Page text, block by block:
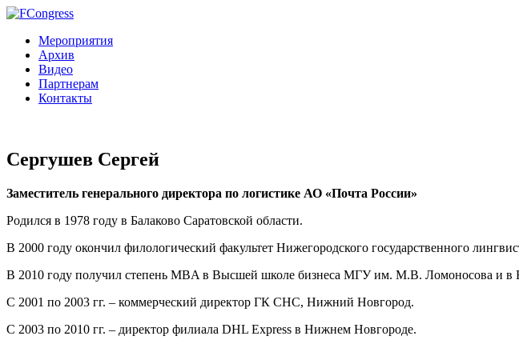
Мероприятия
Архив
Видео
Партнерам
Контакты
Сергушев Сергей
Заместитель генерального директора по логистике АО «Почта России»
Родился в 1978 году в Балаково Саратовской области.
В 2000 году окончил филологический факультет Нижегородского государственного
В 2010 году получил степень MBA в Высшей школе бизнеса МГУ им. М.В. Ломоносова и в
С 2001 по 2003 гг. – коммерческий директор ГК СНС, Нижний Новгород.
С 2003 по 2010 гг. – директор филиала DHL Express в Нижнем Новгороде.